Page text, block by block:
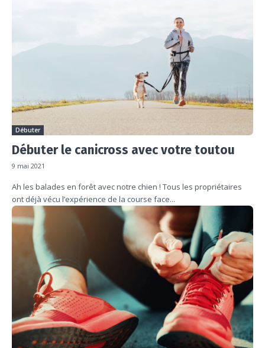
Débuter
Débuter le canicross avec votre toutou
9 mai 2021
Ah les balades en forêt avec notre chien ! Tous les propriétaires
ont déjà vécu l’expérience de la course face...